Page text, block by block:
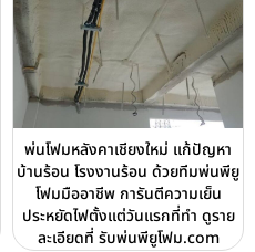
พ่นโฟมหลังคาเชียงใหม่ แก้ปัญหา
บ้านร้อน โรงงานร้อน ด้วยทีมพ่นพียู
โฟมมืออาชีพ การันตีความเย็น
ประหยัดไฟตั้งแต่วันแรกที่ทำ ดูราย
ละเอียดที่ รับพ่นพียูโฟม.com